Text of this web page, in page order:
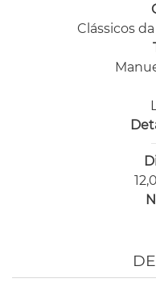
Clássicos